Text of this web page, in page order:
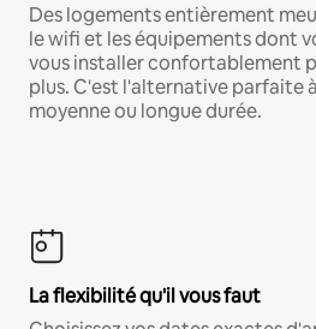
Des logements entièrement
le wifi et les équipements dont
vous installer confortablement
plus. C'est l'alternative parfaite
moyenne ou longue durée.
La flexibilité qu'il vous faut